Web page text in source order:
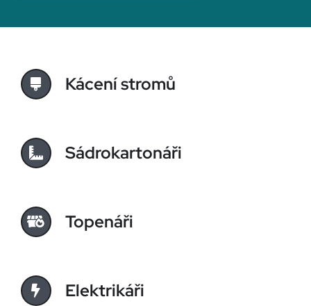
Kácení stromů
Sádrokartonáři
Topenáři
Elektrikáři